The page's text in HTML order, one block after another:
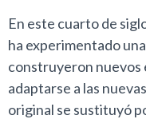
En este cuarto de
ha experimentado
construyeron nuevos
adaptarse a las
original se sustituyó